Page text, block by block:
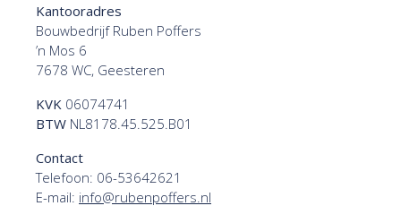
Kantooradres
Bouwbedrijf Ruben Poffers
’n Mos 6
7678 WC, Geesteren
KVK 06074741
BTW NL8178.45.525.B01
Contact
Telefoon: 06-53642621
E-mail: info@rubenpoffers.nl